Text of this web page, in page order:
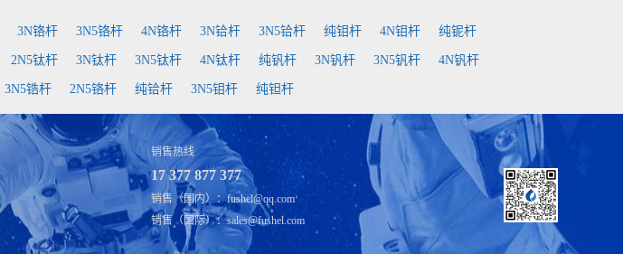
3N铬杆 3N5铬杆 4N铬杆 3N铪杆 3N5铪杆 纯钼杆 4N钼杆 纯铌杆
2N5钛杆 3N钛杆 3N5钛杆 4N钛杆 纯钒杆 3N钒杆 3N5钒杆 4N钒杆
3N5锆杆 2N5铬杆 纯铪杆 3N5钼杆 纯钽杆
销售热线
17 377 877 377
销售（国内）：fushel@qq.com
销售（国际）：sales@fushel.com